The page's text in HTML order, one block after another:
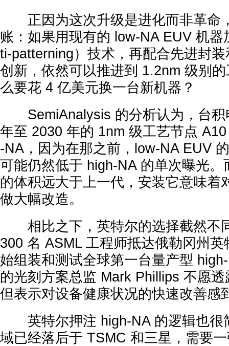
正因为这次升级是进化而非革命
账：如果用现有的 low-NA EUV 机器
ti-patterning）技术，再配合先进封
创新，依然可以推进到 1.2nm 级别
么要花 4 亿美元换一台新机器？
SemiAnalysis 的分析认为，台积
年至 2030 年的 1nm 级工艺节点
-NA，因为在那之前，low-NA EUV
可能仍然低于 high-NA 的单次曝光。
的体积远大于上一代，安装它意味着
做大幅改造。
相比之下，英特尔的选择截然不
300 名 ASML 工程师抵达俄勒冈州
始组装和测试全球第一台量产型
的光刻方案总监 Mark Phillips 不愿
但表示对设备健康状况的快速改善感
英特尔押注 high-NA 的逻辑也很
域已经落后于 TSMC 和三星，需要